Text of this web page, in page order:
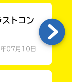
トコン
07月10日